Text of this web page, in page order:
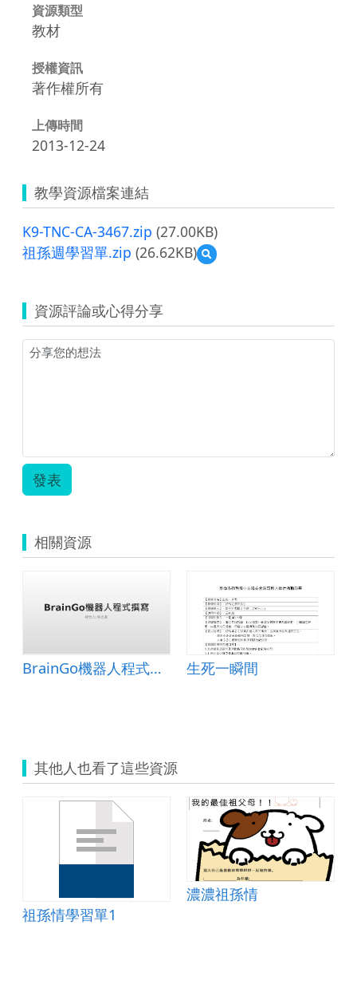
資源類型
教材
授權資訊
著作權所有
上傳時間
2013-12-24
教學資源檔案連結
K9-TNC-CA-3467.zip (27.00KB)
祖孫週學習單.zip (26.62KB)
預
覽
學
習
資源評論或心得分享
發表
相關資源
BrainGo機器人程式撰寫 生死一瞬間
其他人也看了這些資源
祖孫情學習單1
濃濃祖孫情